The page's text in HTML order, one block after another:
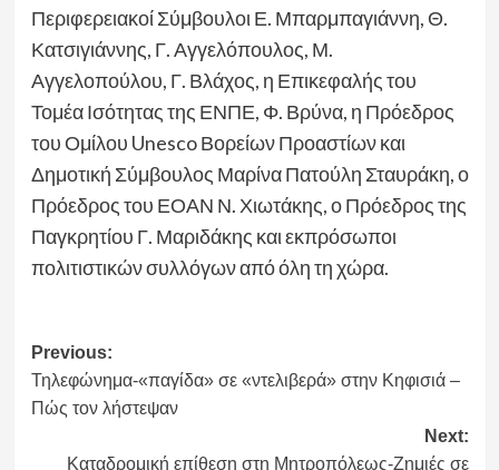
Περιφερειακοί Σύμβουλοι Ε. Μπαρμπαγιάννη, Θ.
Κατσιγιάννης, Γ. Αγγελόπουλος, Μ.
Αγγελοπούλου, Γ. Βλάχος, η Επικεφαλής του
Τομέα Ισότητας της ΕΝΠΕ, Φ. Βρύνα, η Πρόεδρος
του Ομίλου Unesco Βορείων Προαστίων και
Δημοτική Σύμβουλος Μαρίνα Πατούλη Σταυράκη, ο
Πρόεδρος του ΕΟΑΝ Ν. Χιωτάκης, ο Πρόεδρος της
Παγκρητίου Γ. Μαριδάκης και εκπρόσωποι
πολιτιστικών συλλόγων από όλη τη χώρα.
Post
navigation
Previous:
Τηλεφώνημα-«παγίδα» σε «ντελιβερά» στην Κηφισιά –
Πώς τον λήστεψαν
Next:
Καταδρομική επίθεση στη Μητροπόλεως-Ζημιές σε